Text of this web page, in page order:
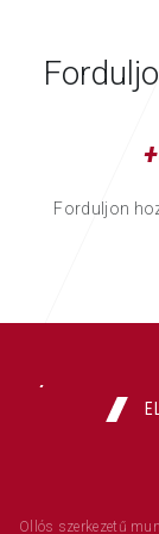
Forduljon
Ollós szerkezetű